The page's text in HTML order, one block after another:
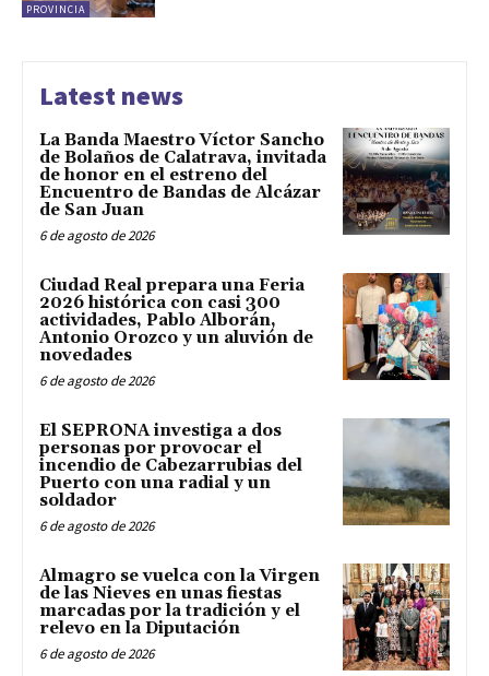
PROVINCIA
Latest news
La Banda Maestro Víctor Sancho
de Bolaños de Calatrava, invitada
de honor en el estreno del
Encuentro de Bandas de Alcázar
de San Juan
6 de agosto de 2026
Ciudad Real prepara una Feria
2026 histórica con casi 300
actividades, Pablo Alborán,
Antonio Orozco y un aluvión de
novedades
6 de agosto de 2026
El SEPRONA investiga a dos
personas por provocar el
incendio de Cabezarrubias del
Puerto con una radial y un
soldador
6 de agosto de 2026
Almagro se vuelca con la Virgen
de las Nieves en unas fiestas
marcadas por la tradición y el
relevo en la Diputación
6 de agosto de 2026